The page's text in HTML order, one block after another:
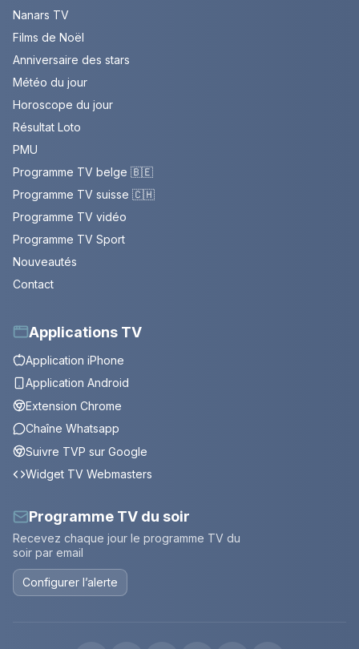
Nanars TV
Films de Noël
Anniversaire des stars
Météo du jour
Horoscope du jour
Résultat Loto
PMU
Programme TV belge 🇧🇪
Programme TV suisse 🇨🇭
Programme TV vidéo
Programme TV Sport
Nouveautés
Contact
Applications TV
Application iPhone
Application Android
Extension Chrome
Chaîne Whatsapp
Suivre TVP sur Google
Widget TV Webmasters
Programme TV du soir
Recevez chaque jour le programme TV du
soir par email
Configurer l’alerte